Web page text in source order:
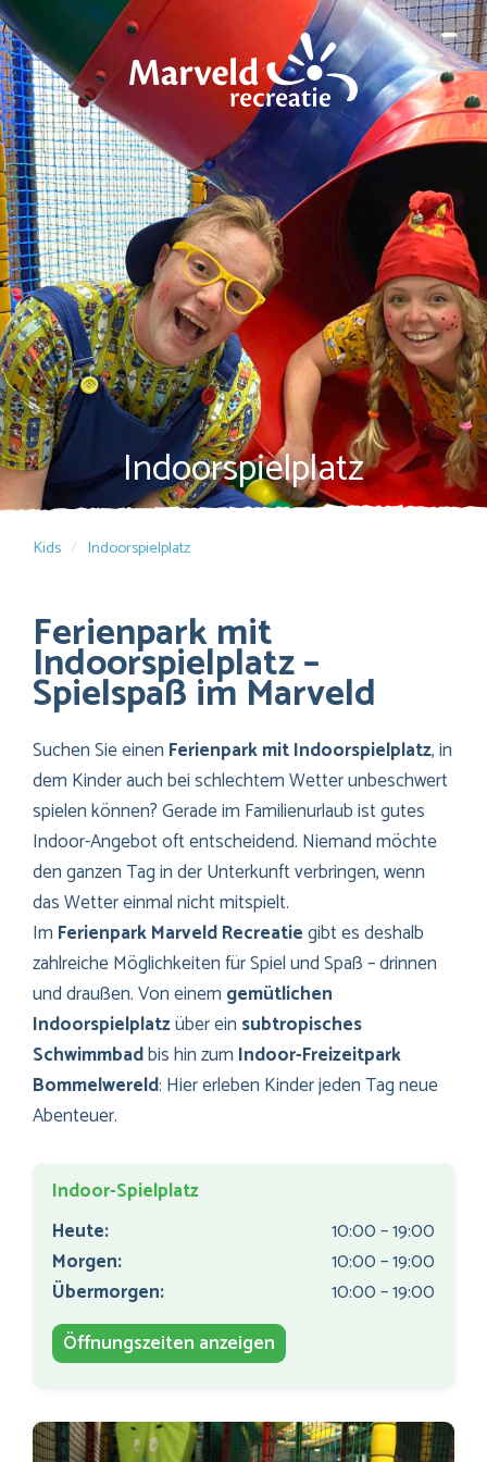
Indoorspielplatz
Kids Indoorspielplatz
Ferienpark mit
Indoorspielplatz –
Spielspaß im Marveld
Suchen Sie einen Ferienpark mit Indoorspielplatz, in
dem Kinder auch bei schlechtem Wetter unbeschwert
spielen können? Gerade im Familienurlaub ist gutes
Indoor-Angebot oft entscheidend. Niemand möchte
den ganzen Tag in der Unterkunft verbringen, wenn
das Wetter einmal nicht mitspielt.
Im Ferienpark Marveld Recreatiegibt es deshalb
zahlreiche Möglichkeiten für Spiel und Spaß – drinnen
und draußen. Von einem gemütlichen
Indoorspielplatzüber ein subtropisches
Schwimmbadbis hin zum Indoor-Freizeitpark
Bommelwereld: Hier erleben Kinder jeden Tag neue
Abenteuer.
Indoor-Spielplatz
Heute:
10:00 – 19:00
Morgen:
10:00 – 19:00
Übermorgen:
10:00 – 19:00
Öffnungszeiten anzeigen